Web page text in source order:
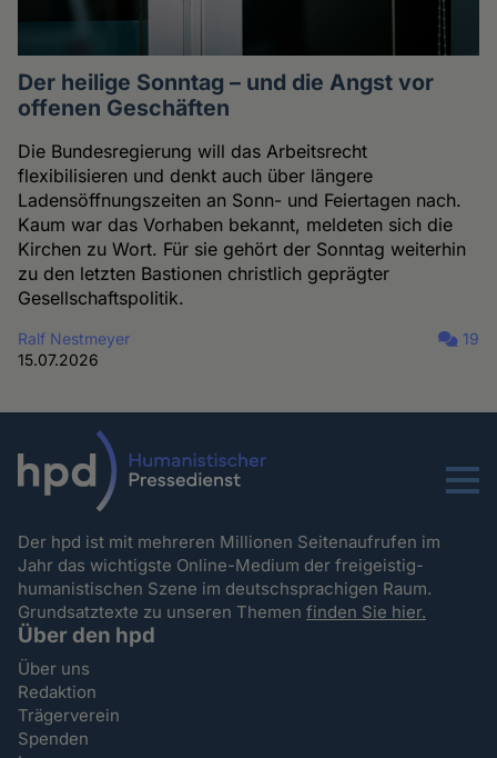
Der heilige Sonntag – und die Angst vor
offenen Geschäften
Die Bundesregierung will das Arbeitsrecht
flexibilisieren und denkt auch über längere
Ladensöffnungszeiten an Sonn- und Feiertagen nach.
Kaum war das Vorhaben bekannt, meldeten sich die
Kirchen zu Wort. Für sie gehört der Sonntag weiterhin
zu den letzten Bastionen christlich geprägter
Gesellschaftspolitik.
Ralf Nestmeyer
15.07.2026
19
Menu
Der hpd ist mit mehreren Millionen Seitenaufrufen im
Jahr das wichtigste Online-Medium der freigeistig-
humanistischen Szene im deutschsprachigen Raum.
Grundsatztexte zu unseren Themenfinden Sie hier.
Über den hpd
Über uns
Redaktion
Trägerverein
Spenden